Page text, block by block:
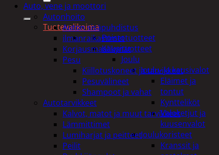
Tuotevalikoima
Poistotuotteet
Kausituotteet
Joulu
Joulu- ja kausivalot
Eläimet ja
tontut
Kyntteliköt
Valoketjut ja
kuusenvalot
Joulukoristeet
Kranssit ja
Auto, vene ja moottori
Autonhoito
Auton sisäpuhdistus
ilmanraikastimet
Korjausmaalikynät
Pesu
Kiillotuskoneet ja tarvikkeet
Pesuvälineet
Shampoot ja vahat
Autotarvikkeet
Kalvot, matot ja muut tarvikkeet
Lämmittimet
Lumiharjat ja peitteet
Peilit